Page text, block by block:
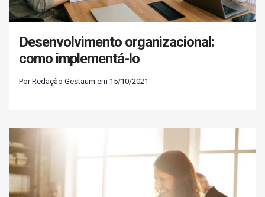
Desenvolvimento organizacional:
como implementá-lo
Por Redação Gestaum em 15/10/2021